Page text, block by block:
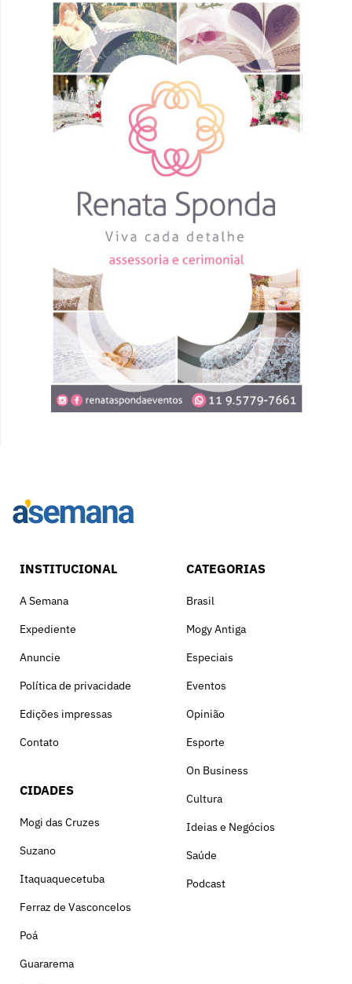
INSTITUCIONAL
A Semana
Expediente
Anuncie
Política de privacidade
Edições impressas
Contato
CIDADES
Mogi das Cruzes
Suzano
Itaquaquecetuba
Ferraz de Vasconcelos
Poá
Guararema
CATEGORIAS
Brasil
Mogy Antiga
Especiais
Eventos
Opinião
Esporte
On Business
Cultura
Ideias e Negócios
Saúde
Podcast